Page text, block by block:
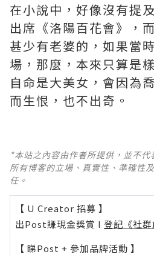
在小說中，好像沒有提
出席《洛陽百花會》，
甚少有老婆的，如果當
場，那麼，本來只算是
自命是大美女，會因為
而生恨，也不出奇。 ​​​
*本站之內容由作者所提供，並不
所有博客的立場、真實性、準確性
任。
【 U Creator 招募 】
出Post賺現金獎賞 l 登記《社群
【 睇Post + 參加品牌活動 】